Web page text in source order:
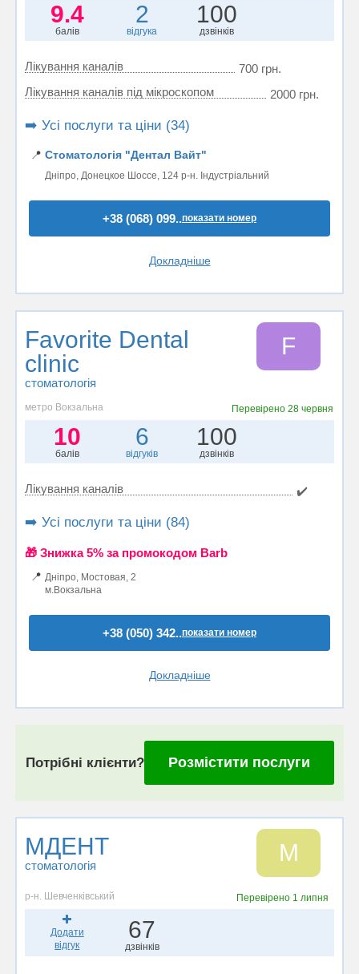
9.4
балів
2
відгука
100
дзвінків
Лікування каналів
700 грн.
Лікування каналів під мікроскопом
2000 грн.
➡️ Усі послуги та ціни (34)
📍 Стоматологія "Дентал Вайт"
Дніпро, Донецкое Шоссе, 124 р-н. Індустріальний
+38 (068) 099..показати номер
Докладніше
Favorite Dental
clinic
стоматологія
F
метро Вокзальна Перевірено28 червня
10
балів
6
відгуків
100
дзвінків
Лікування каналів ✔️
➡️ Усі послуги та ціни (84)
🎁 Знижка 5% за промокодом Barb
📍 Дніпро, Мостовая, 2
м.Вокзальна
+38 (050) 342..показати номер
Докладніше
Потрібні клієнти? Розмістити послуги
МДЕНТ
стоматологія М
р-н. Шевченківський Перевірено 1 липня
Додати
відгук
67
дзвінків